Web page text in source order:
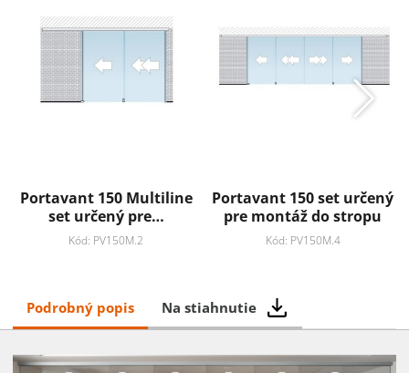
Portavant 150 Multiline
set určený pre…
Kód: PV150M.2
Portavant 150 set určený
pre montáž do stropu
Kód: PV150M.4
Podrobný popis Na stiahnutie